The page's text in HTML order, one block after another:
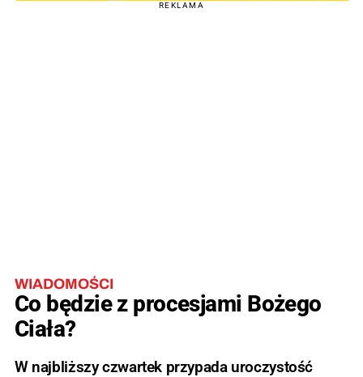
REKLAMA
WIADOMOŚCI
Co będzie z procesjami Bożego
Ciała?
W najbliższy czwartek przypada uroczystość